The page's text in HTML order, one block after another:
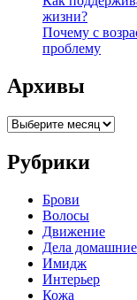
жизни?
Почему с
проблему
Архивы
Архивы
Рубрики
Брови
Волосы
Движение
Дела домашние
Имидж
Интерьер
Кожа